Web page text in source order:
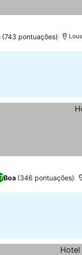
(743 pontuações)
Boa (346 pontuações)